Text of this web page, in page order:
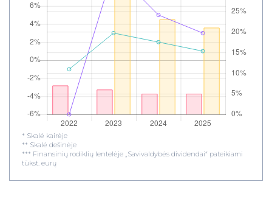
* Skalė kairėje
** Skalė dešinėje
*** Finansinių rodiklių lentelėje „Savivaldybės dividendai“ pateikiami
tūkst. eurų